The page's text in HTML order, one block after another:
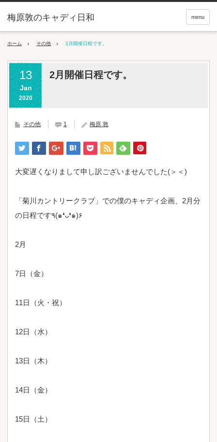
menu
梅原敦のキャディ日和
ホーム その他 2月開催日程です。
13
Jan
2020
2月開催日程です。
その他 1 梅原 敦
大変遅くなりまして申し訳ございませんでした(＞＜)
「菊川カントリークラブ」での僕のキャディ企画、2月分
の日程です٩(๑❛ᴗ❛๑)۶
2月
7日（金）
11日（火・祝）
12日（水）
13日（木）
14日（金）
15日（土）